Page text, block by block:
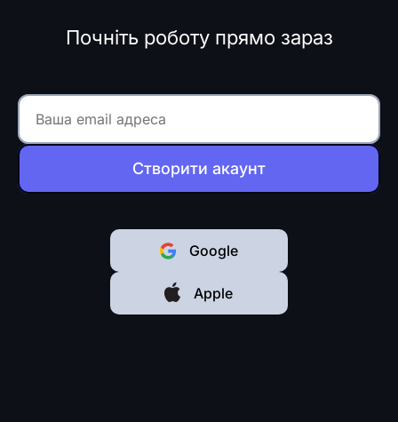
Почніть роботу прямо зараз
Створити акаунт
Google
Apple